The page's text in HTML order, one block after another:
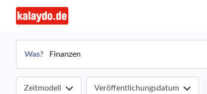
Was?
Zeitmodell Veröffentlichungsdatum